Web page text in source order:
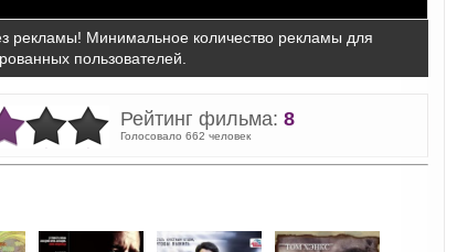
рекламы! Минимальное количество рекламы для
пользователей.
Рейтинг фильма: 8
Голосовало 662 человек